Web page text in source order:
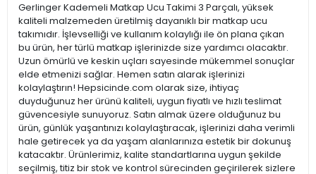
Gerlinger Kademeli Matkap Ucu Takimi 3 Parçalı, yüksek
kaliteli malzemeden üretilmiş dayanıklı bir matkap ucu
takımıdır. İşlevselliği ve kullanım kolaylığı ile ön plana çıkan
bu ürün, her türlü matkap işlerinizde size yardımcı olacaktır.
Uzun ömürlü ve keskin uçları sayesinde mükemmel sonuçlar
elde etmenizi sağlar. Hemen satın alarak işlerinizi
kolaylaştırın! Hepsicinde.com olarak size, ihtiyaç
duyduğunuz her ürünü kaliteli, uygun fiyatlı ve hızlı teslimat
güvencesiyle sunuyoruz. Satın almak üzere olduğunuz bu
ürün, günlük yaşantınızı kolaylaştıracak, işlerinizi daha verimli
hale getirecek ya da yaşam alanlarınıza estetik bir dokunuş
katacaktır. Ürünlerimiz, kalite standartlarına uygun şekilde
seçilmiş, titiz bir stok ve kontrol sürecinden geçirilerek sizlere